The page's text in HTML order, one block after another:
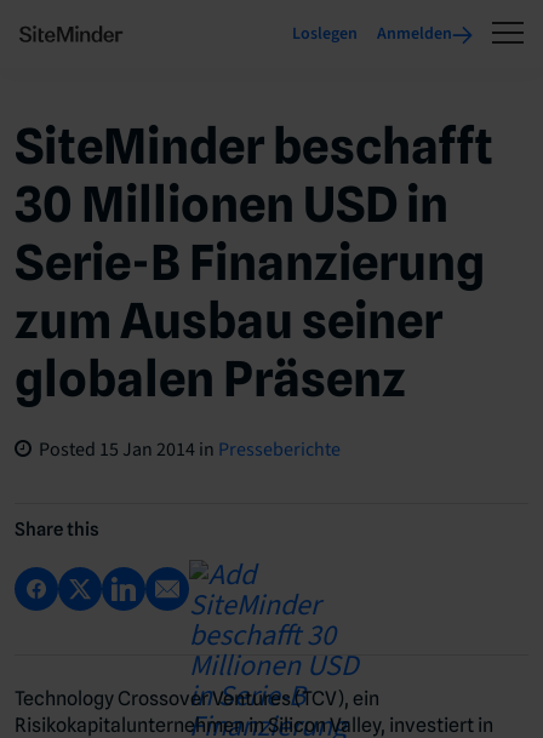
Loslegen Anmelden
SiteMinder beschafft
30 Millionen USD in
Serie-B Finanzierung
zum Ausbau seiner
globalen Präsenz
Posted 15 Jan 2014in Presseberichte
Share this
Technology Crossover Ventures (TCV), ein
Risikokapitalunternehmen in Silicon Valley, investiert in